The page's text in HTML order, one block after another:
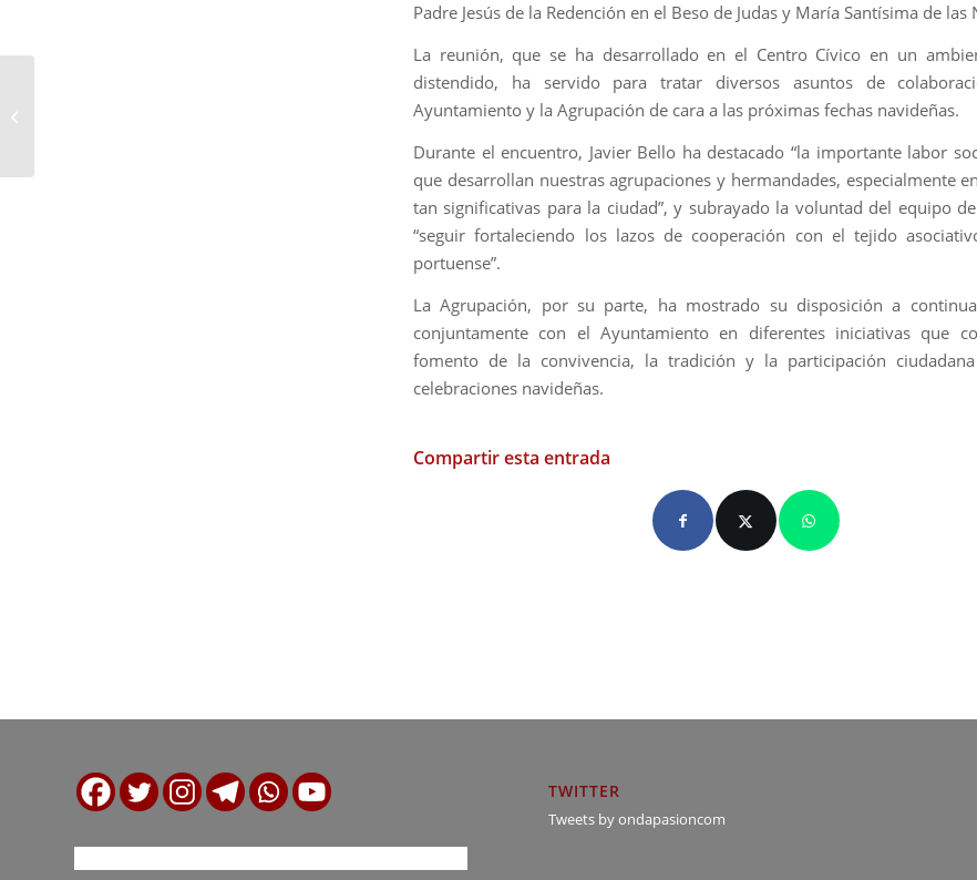
Padre Jesús de la Redención en el Beso de Judas y María Santísima de las
La reunión, que se ha desarrollado en el Centro Cívico en un
distendido, ha servido para tratar diversos asuntos de
Ayuntamiento y la Agrupación de cara a las próximas fechas navideñas.
Durante el encuentro, Javier Bello ha destacado “la importante labor
que desarrollan nuestras agrupaciones y hermandades, especialmente
tan significativas para la ciudad”, y subrayado la voluntad del equipo
“seguir fortaleciendo los lazos de cooperación con el tejido
portuense”.
La Agrupación, por su parte, ha mostrado su disposición a
conjuntamente con el Ayuntamiento en diferentes iniciativas que
fomento de la convivencia, la tradición y la participación
celebraciones navideñas.
Compartir esta entrada
TWITTER
Tweets by ondapasioncom